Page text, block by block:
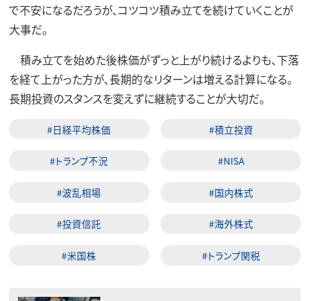
で不安になるだろうが、コツコツ積み立てを続けていくことが
大事だ。
積み立てを始めた後株価がずっと上がり続けるよりも、下落
を経て上がった方が、長期的なリターンは増える計算になる。
長期投資のスタンスを変えずに継続することが大切だ。
#日経平均株価 #積立投資
#トランプ不況 #NISA
#波乱相場 #国内株式
#投資信託 #海外株式
#米国株 #トランプ関税